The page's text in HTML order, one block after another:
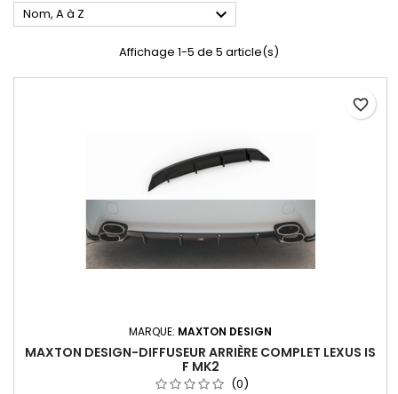
Nom, A à Z 
Affichage 1-5 de 5 article(s)
MARQUE: MAXTON DESIGN
MAXTON DESIGN-DIFFUSEUR ARRIÈRE COMPLET LEXUS IS
F MK2
(0)
favorite_border